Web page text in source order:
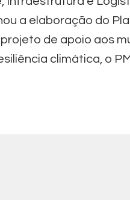
a elaboração do
projeto de apoio aos
climática, o